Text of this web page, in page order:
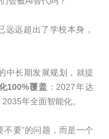
远远超出了学校本身，
中长期发展规划，就提
100%覆盖 ：2027年达
年全面智能化。
不要”的问题，而是一个